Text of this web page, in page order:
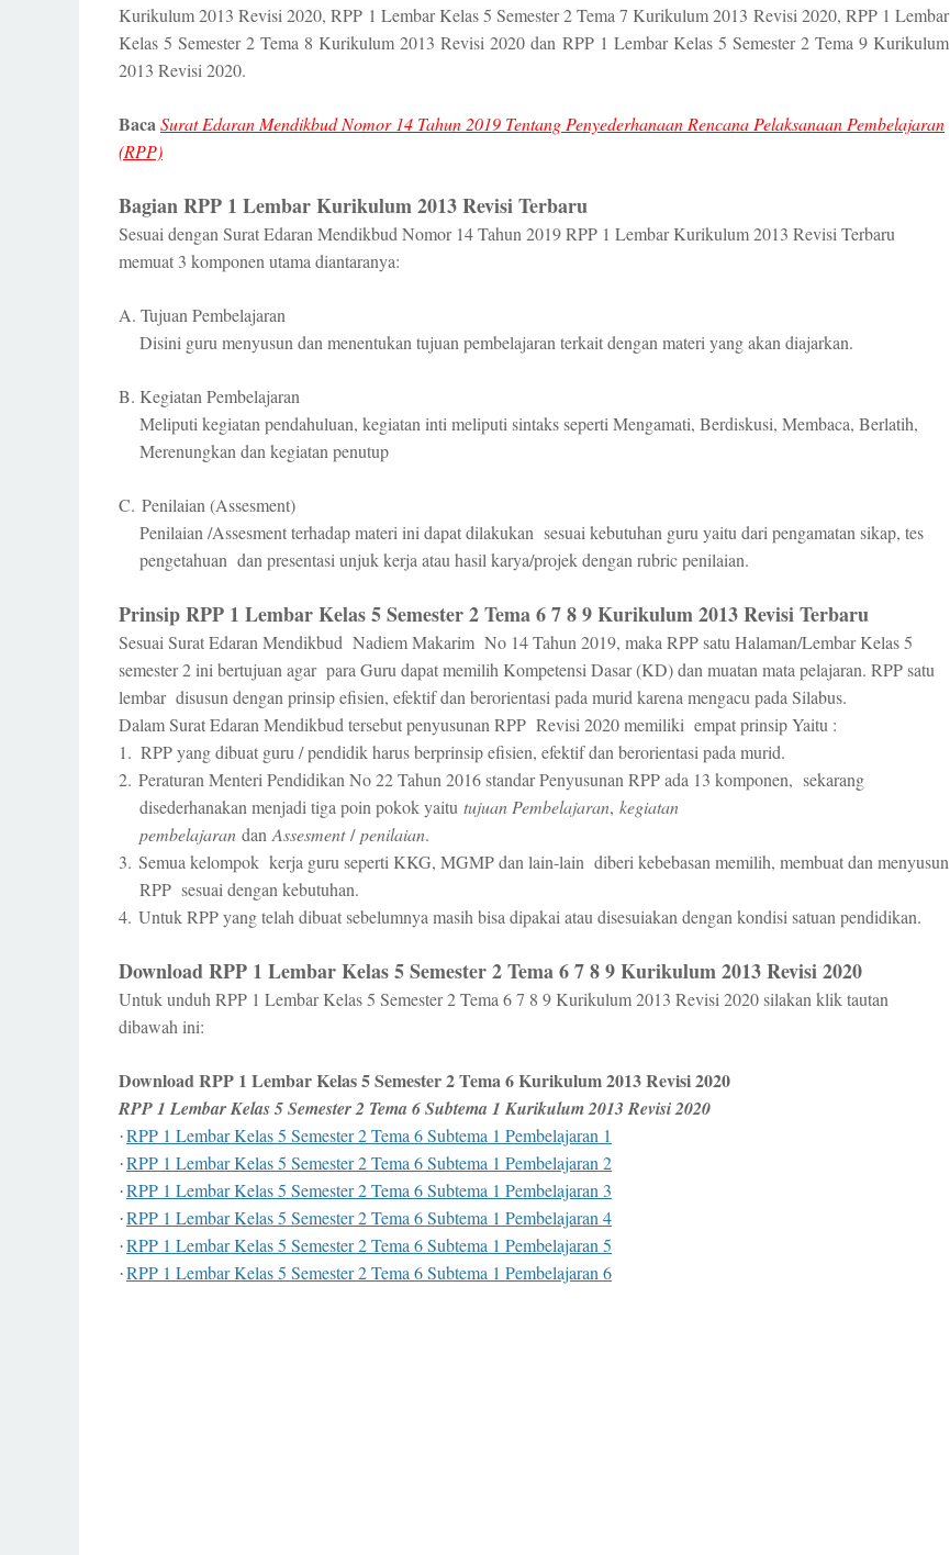
Kurikulum 2013 Revisi 2020, RPP 1 Lembar Kelas 5 Semester 2 Tema 7 Kurikulum 2013 Revisi 2020, RPP 1 Lembar
Kelas 5 Semester 2 Tema 8 Kurikulum 2013 Revisi 2020 dan RPP 1 Lembar Kelas 5 Semester 2 Tema 9 Kurikulum
2013 Revisi 2020.
BacaSurat Edaran Mendikbud Nomor 14 Tahun 2019 Tentang Penyederhanaan Rencana Pelaksanaan Pembelajaran
(RPP)
Bagian RPP 1 Lembar Kurikulum 2013 Revisi Terbaru
Sesuai dengan Surat Edaran Mendikbud Nomor 14 Tahun 2019RPP 1 Lembar Kurikulum 2013 Revisi Terbaru
memuat 3 komponen utama diantaranya:
A. Tujuan Pembelajaran
Disini guru menyusun dan menentukan tujuan pembelajaran terkait dengan materi yang akan diajarkan.
B. Kegiatan Pembelajaran
Meliputi kegiatan pendahuluan, kegiatan inti meliputi sintaks seperti Mengamati, Berdiskusi, Membaca, Berlatih,
Merenungkan dan kegiatan penutup
C. Penilaian (Assesment)
Penilaian /Assesment terhadap materi ini dapat dilakukan sesuai kebutuhan guru yaitu dari pengamatan sikap, tes
pengetahuan dan presentasi unjuk kerja atau hasil karya/projek dengan rubric penilaian.
Prinsip RPP 1 Lembar Kelas 5 Semester 2 Tema 6 7 8 9 Kurikulum 2013 Revisi Terbaru
Sesuai Surat Edaran Mendikbud Nadiem Makarim No 14 Tahun 2019, maka RPP satu Halaman/Lembar Kelas 5
semester 2 ini bertujuan agar para Guru dapat memilih Kompetensi Dasar (KD) dan muatan mata pelajaran. RPP satu
lembar disusun dengan prinsip efisien, efektif dan berorientasi pada murid karena mengacu pada Silabus.
Dalam Surat Edaran Mendikbud tersebut penyusunan RPP Revisi 2020 memiliki empat prinsip Yaitu :
1. RPP yang dibuat guru / pendidik harus berprinsip efisien, efektif dan berorientasi pada murid.
2. Peraturan Menteri Pendidikan No 22 Tahun 2016 standar Penyusunan RPP ada 13 komponen, sekarang
disederhanakan menjadi tiga poin pokok yaitu tujuan Pembelajaran, kegiatan
pembelajarandan Assesment/penilaian.
3. Semua kelompok kerja guru seperti KKG, MGMP dan lain-lain diberi kebebasan memilih, membuat dan menyusun
RPP sesuai dengan kebutuhan.
4. Untuk RPP yang telah dibuat sebelumnya masih bisa dipakai atau disesuiakan dengan kondisi satuan pendidikan.
Download RPP 1 Lembar Kelas 5 Semester 2 Tema 6 7 8 9 Kurikulum 2013 Revisi 2020
Untuk unduh RPP 1 Lembar Kelas 5 Semester 2 Tema 6 7 8 9 Kurikulum 2013 Revisi 2020 silakan klik tautan
dibawah ini:
Download RPP 1 Lembar Kelas 5 Semester 2 Tema 6 Kurikulum 2013 Revisi 2020
RPP 1 Lembar Kelas 5 Semester 2 Tema 6 Subtema 1 Kurikulum 2013 Revisi 2020
·RPP 1 Lembar Kelas 5 Semester 2 Tema 6 Subtema 1 Pembelajaran 1
·RPP 1 Lembar Kelas 5 Semester 2 Tema 6 Subtema 1 Pembelajaran 2
·RPP 1 Lembar Kelas 5 Semester 2 Tema 6 Subtema 1 Pembelajaran 3
·RPP 1 Lembar Kelas 5 Semester 2 Tema 6 Subtema 1 Pembelajaran 4
·RPP 1 Lembar Kelas 5 Semester 2 Tema 6 Subtema 1 Pembelajaran 5
·RPP 1 Lembar Kelas 5 Semester 2 Tema 6 Subtema 1 Pembelajaran 6